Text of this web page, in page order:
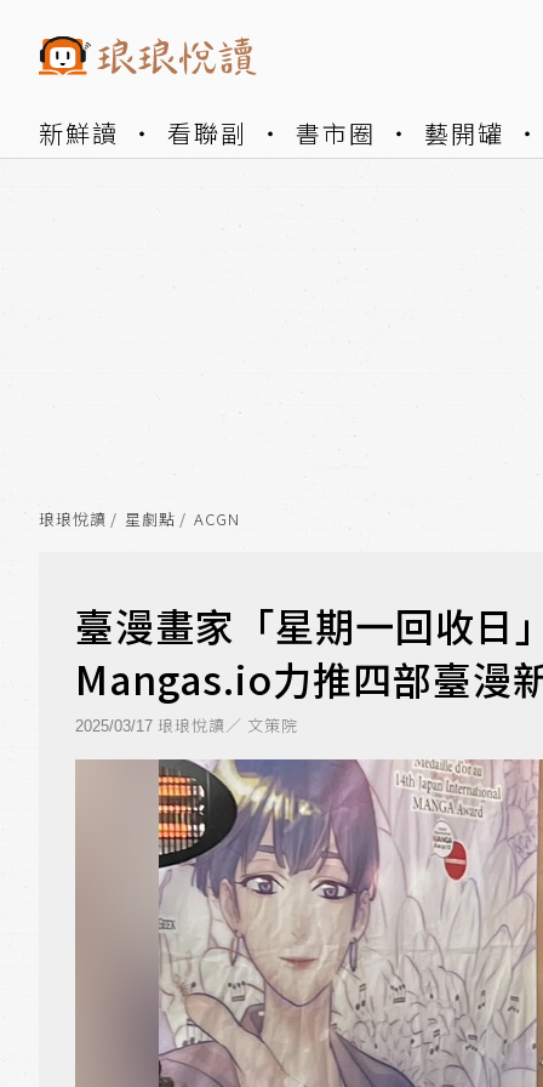
新鮮讀 看聯副 書市圈 藝開罐
琅琅悅讀 星劇點 ACGN
臺漫畫家「星期一回收日
Mangas.io力推四部臺漫
2025/03/17 琅琅悅讀／ 文策院